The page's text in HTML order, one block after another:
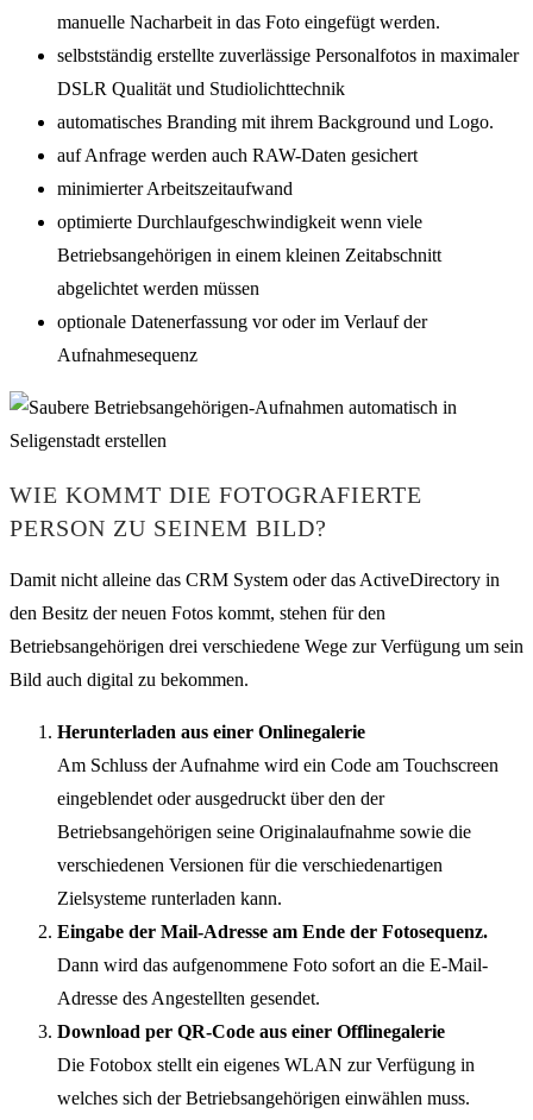
manuelle Nacharbeit in das Foto eingefügt werden.
selbstständig erstellte zuverlässige Personalfotos in maximaler
DSLR Qualität und Studiolichttechnik
automatisches Branding mit ihrem Background und Logo.
auf Anfrage werden auch RAW-Daten gesichert
minimierter Arbeitszeitaufwand
optimierte Durchlaufgeschwindigkeit wenn viele
Betriebsangehörigen in einem kleinen Zeitabschnitt
abgelichtet werden müssen
optionale Datenerfassung vor oder im Verlauf der
Aufnahmesequenz
WIE KOMMT DIE FOTOGRAFIERTE
PERSON ZU SEINEM BILD?
Damit nicht alleine das CRM System oder das ActiveDirectory in
den Besitz der neuen Fotos kommt, stehen für den
Betriebsangehörigen drei verschiedene Wege zur Verfügung um sein
Bild auch digital zu bekommen.
Herunterladen aus einer Onlinegalerie
Am Schluss der Aufnahme wird ein Code am Touchscreen
eingeblendet oder ausgedruckt über den der
Betriebsangehörigen seine Originalaufnahme sowie die
verschiedenen Versionen für die verschiedenartigen
Zielsysteme runterladen kann.
Eingabe der Mail-Adresse am Ende der Fotosequenz.
Dann wird das aufgenommene Foto sofort an die E-Mail-
Adresse des Angestellten gesendet.
Download per QR-Code aus einer Offlinegalerie
Die Fotobox stellt ein eigenes WLAN zur Verfügung in
welches sich der Betriebsangehörigen einwählen muss.